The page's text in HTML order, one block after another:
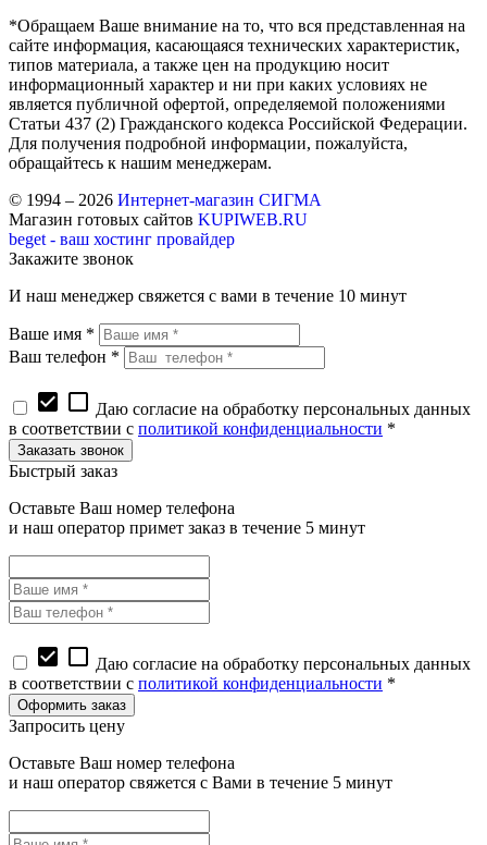
*Обращаем Ваше внимание на то, что вся представленная на
сайте информация, касающаяся технических характеристик,
типов материала, а также цен на продукцию носит
информационный характер и ни при каких условиях не
является публичной офертой, определяемой положениями
Статьи 437 (2) Гражданского кодекса Российской Федерации.
Для получения подробной информации, пожалуйста,
обращайтесь к нашим менеджерам.
© 1994 – 2026 Интернет-магазин СИГМА
Магазин готовых сайтов KUPIWEB.RU
beget - ваш хостинг провайдер
Закажите звонок
И наш менеджер свяжется с вами в течение 10 минут
Ваше имя *
Ваш телефон *
check_box check_box_outline_blank Даю согласие на обработку персональных данных
в соответствии с политикой конфиденциальности *
Быстрый заказ
Оставьте Ваш номер телефона
и наш оператор примет заказ в течение 5 минут
check_box check_box_outline_blank Даю согласие на обработку персональных данных
в соответствии с политикой конфиденциальности *
Запросить цену
Оставьте Ваш номер телефона
и наш оператор свяжется с Вами в течение 5 минут